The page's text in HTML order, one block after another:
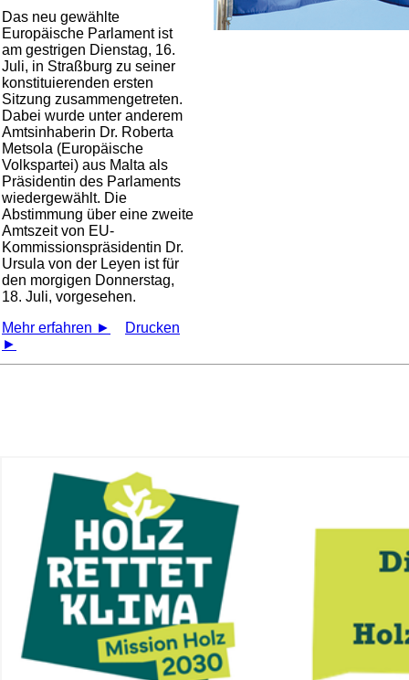
Das neu gewählte
Europäische Parlament ist
am gestrigen Dienstag, 16.
Juli, in Straßburg zu seiner
konstituierenden ersten
Sitzung zusammengetreten.
Dabei wurde unter anderem
Amtsinhaberin Dr. Roberta
Metsola (Europäische
Volkspartei) aus Malta als
Präsidentin des Parlaments
wiedergewählt. Die
Abstimmung über eine zweite
Amtszeit von EU-
Kommissionspräsidentin Dr.
Ursula von der Leyen ist für
den morgigen Donnerstag,
18. Juli, vorgesehen.
Mehr erfahren ►
Drucken
►